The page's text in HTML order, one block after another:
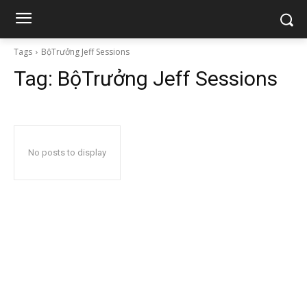
Tags BộTrưởng Jeff Sessions
Tag: BộTrưởng Jeff Sessions
No posts to display